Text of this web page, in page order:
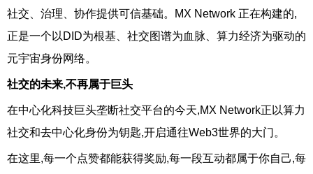
社交、治理、协作提供可信基础。MX Network 正在构建的,
正是一个以DID为根基、社交图谱为血脉、算力经济为驱动的
元宇宙身份网络。
社交的未来,不再属于巨头
在中心化科技巨头垄断社交平台的今天,MX Network正以算力
社交和去中心化身份为钥匙,开启通往Web3世界的大门。
在这里,每一个点赞都能获得奖励,每一段互动都属于你自己,每